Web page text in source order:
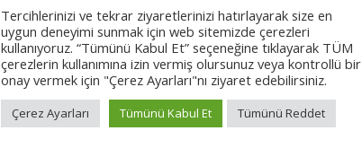
Sleeve Siyah/Kırmızı
на Admin
Detaylı İncele
Tercihlerinizi ve tekrar ziyaretlerinizi hatırlayarak size en
uygun deneyimi sunmak için web sitemizde çerezleri
kullanıyoruz. “Tümünü Kabul Et” seçeneğine tıklayarak TÜM
çerezlerin kullanımına izin vermiş olursunuz veya kontrollü bir
onay vermek için "Çerez Ayarları"nı ziyaret edebilirsiniz.
Çerez Ayarları Tümünü Kabul Et Tümünü Reddet